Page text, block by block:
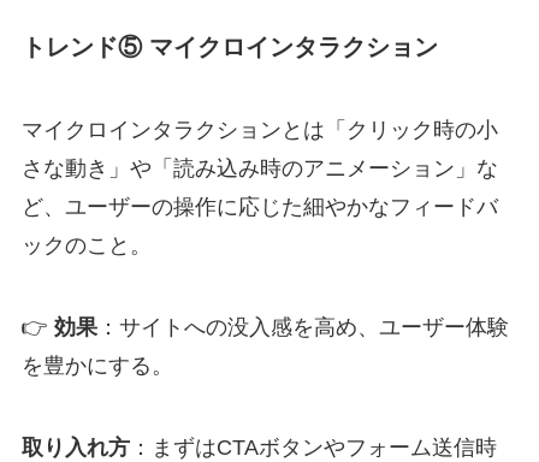
トレンド⑤ マイクロインタラクション
マイクロインタラクションとは「クリック時の小
さな動き」や「読み込み時のアニメーション」な
ど、ユーザーの操作に応じた細やかなフィードバ
ックのこと。
👉 効果：サイトへの没入感を高め、ユーザー体験
を豊かにする。
取り入れ方：まずはCTAボタンやフォーム送信時